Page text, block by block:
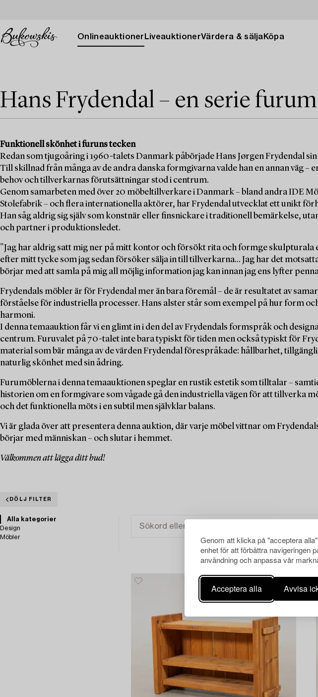
Genom att klicka på "acceptera
enhet för att förbättra navigeringen
användning och anpassa vår
Acceptera alla Avvisa
Onlineauktioner LiveauktionerVärdera & sälja Köpa
Hans Frydendal – en serie
Funktionell skönhet i furuns tecken
Redan som tjugoåring i 1960-talets Danmark påbörjade Hans Jørgen Frydendal
Till skillnad från många av de andra danska formgivarna valde han en annan väg –
behov och tillverkarnas förutsättningar stod i centrum.
Genom samarbeten med över 20 möbeltillverkare i Danmark – bland andra IDE
Stolefabrik – och flera internationella aktörer, har Frydendal utvecklat ett unikt
Han såg aldrig sig själv som konstnär eller finsnickare i traditionell bemärkelse,
och partner i produktionsledet.
"Jag har aldrig satt mig ner på mitt kontor och försökt rita och formge skulpturala
efter mitt tycke som jag sedan försöker sälja in till tillverkarna... Jag har det
börjar med att samla på mig all möjlig information jag kan innan jag ens lyfter
Frydendals möbler är för Frydendal mer än bara föremål – de är resultatet av
förståelse för industriella processer. Hans alster står som exempel på hur form
harmoni.
I denna temaauktion får vi en glimt in i den del av Frydendals formspråk och
centrum. Furuvalet på 70-talet inte bara typiskt för tiden men också typiskt för
material som bär många av de värden Frydendal förespråkade: hållbarhet,
naturlig skönhet med sin ådring.
Furumöblerna i denna temaauktionen speglar en rustik estetik som tilltalar –
historien om en formgivare som vågade gå den industriella vägen för att tillverka
och det funktionella möts i en subtil men självklar balans.
Vi är glada över att presentera denna auktion, där varje möbel vittnar om
börjar med människan – och slutar i hemmet.
Välkommen att lägga ditt bud!
DÖLJ FILTER
Alla kategorier
Design
Möbler